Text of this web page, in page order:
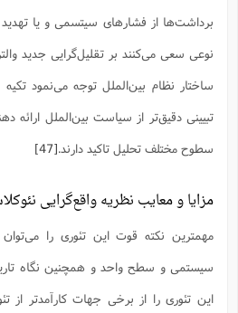
برداشت‌ها از فشارهای سیتسمی و یا تهدید
نوعی سعی می‌کنند بر تقلیل‌گرایی جدید
ساختار نظام بین‌الملل توجه می‌نمود تکیه
تبیینی دقیق‌تر از سیاست بین‌الملل ارائه
سطوح مختلف تحلیل تاکید دارند.[47]
مزایا و معایب نظریه واقع‌گرایی
مهمترین نکته قوت این تئوری را
سیستمی و سطح واحد و همچنین نگاه
این تئوری را از برخی جهات کارآمدتر از